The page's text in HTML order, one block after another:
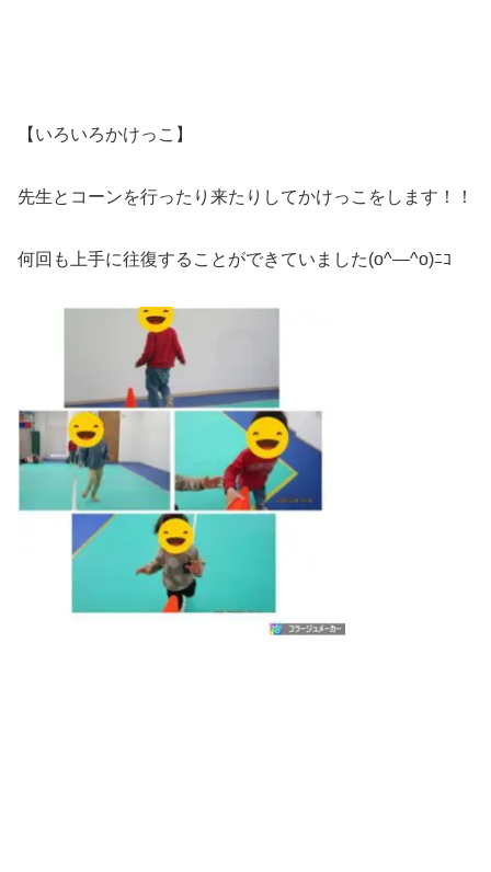
【いろいろかけっこ】
先生とコーンを行ったり来たりしてかけっこをします！！
何回も上手に往復することができていました(o^―^o)ﾆｺ